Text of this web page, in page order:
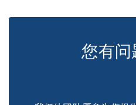
您有问